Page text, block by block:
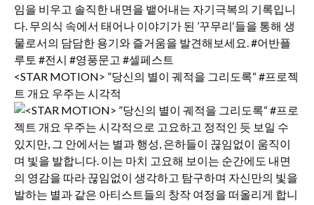
<STAR MOTION> ”당신의 별이 궤적을 그리도록“ #프로젝
트 개요 우주는 시각적